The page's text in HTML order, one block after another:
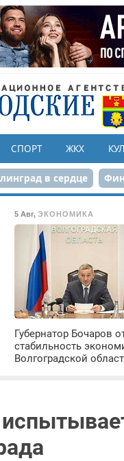
СПОРТ ЖКХ
в сердце
80-летие Победы
5 Авг,ЭКОНОМИКА
Губернатор Бочаров
стабильность
Волгоградской